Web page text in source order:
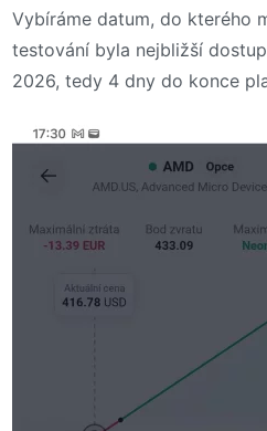
Vybíráme datum, do kterého
testování byla nejbližší
2026, tedy 4 dny do konce